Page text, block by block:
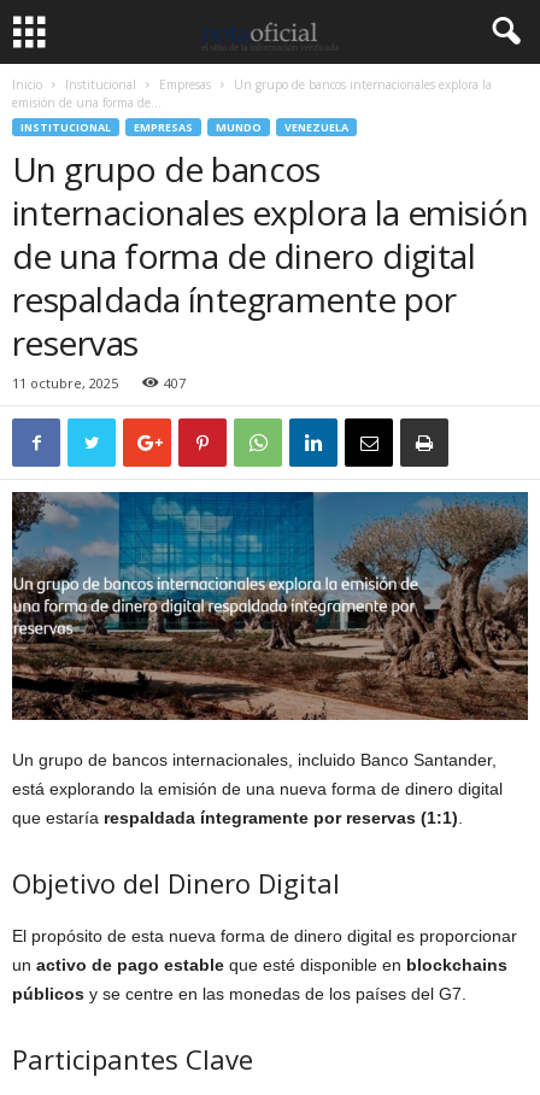
Inicio Institucional Empresas
Un grupo de bancos internacionales explora la
emisión de una forma de...
INSTITUCIONAL EMPRESAS MUNDO VENEZUELA
Un grupo de bancos
internacionales explora la emisión
de una forma de dinero digital
respaldada íntegramente por
reservas
11 octubre, 2025 407
Un grupo de bancos internacionales, incluido Banco Santander,
está explorando la emisión de una nueva forma de dinero digital
que estaría respaldada íntegramente por reservas (1:1)
Objetivo del Dinero Digital
El propósito de esta nueva forma de dinero digital es proporcionar
un activo de pago estable que esté disponible en blockchains
públicos y se centre en las monedas de los países del G7.
Participantes Clave